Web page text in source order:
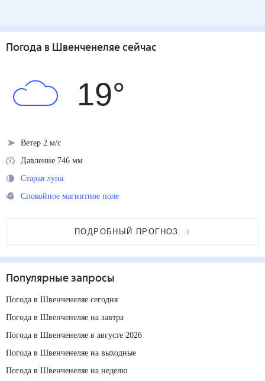
Погода в Швенченеляе сейчас
19°
Ветер 2 м/с
Давление 746 мм
Старая луна
Спокойное магнитное поле
ПОДРОБНЫЙ ПРОГНОЗ
Популярные запросы
Погода в Швенченеляе сегодня
Погода в Швенченеляе на завтра
Погода в Швенченеляе в августе 2026
Погода в Швенченеляе на выходные
Погода в Швенченеляе на неделю